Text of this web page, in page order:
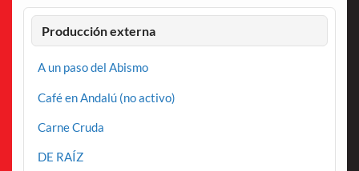
Producción externa
A un paso del Abismo
Café en Andalú (no activo)
Carne Cruda
DE RAÍZ